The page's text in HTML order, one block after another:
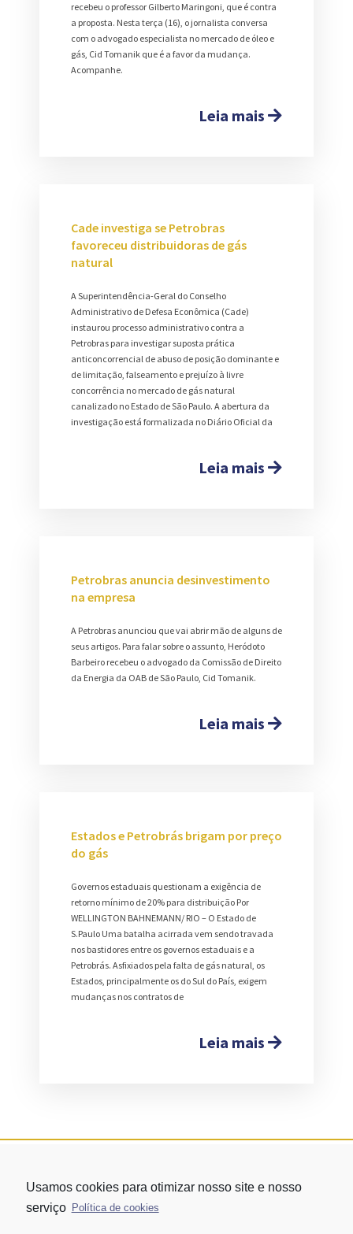
recebeu o professor Gilberto Maringoni, que é contra
a proposta. Nesta terça (16), o jornalista conversa
com o advogado especialista no mercado de óleo e
gás, Cid Tomanik que é a favor da mudança.
Acompanhe.
Leia mais
Cade investiga se Petrobras
favoreceu distribuidoras de gás
natural
A Superintendência-Geral do Conselho
Administrativo de Defesa Econômica (Cade)
instaurou processo administrativo contra a
Petrobras para investigar suposta prática
anticoncorrencial de abuso de posição dominante e
de limitação, falseamento e prejuízo à livre
concorrência no mercado de gás natural
canalizado no Estado de São Paulo. A abertura da
investigação está formalizada no Diário Oficial da
Leia mais
Petrobras anuncia desinvestimento
na empresa
A Petrobras anunciou que vai abrir mão de alguns de
seus artigos. Para falar sobre o assunto, Heródoto
Barbeiro recebeu o advogado da Comissão de Direito
da Energia da OAB de São Paulo, Cid Tomanik.
Leia mais
Estados e Petrobrás brigam por preço
do gás
Governos estaduais questionam a exigência de
retorno mínimo de 20% para distribuição Por
WELLINGTON BAHNEMANN/ RIO – O Estado de
S.Paulo Uma batalha acirrada vem sendo travada
nos bastidores entre os governos estaduais e a
Petrobrás. Asfixiados pela falta de gás natural, os
Estados, principalmente os do Sul do País, exigem
mudanças nos contratos de
Leia mais
Usamos cookies para otimizar nosso site e nosso
serviço Política de cookies